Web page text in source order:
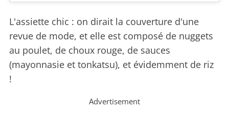
L'assiette chic : on dirait la couverture d'une
revue de mode, et elle est composé de nuggets
au poulet, de choux rouge, de sauces
(mayonnasie et tonkatsu), et évidemment de riz
!
Advertisement